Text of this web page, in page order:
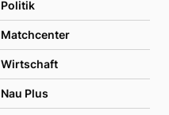
Politik
Matchcenter
Wirtschaft
Nau Plus